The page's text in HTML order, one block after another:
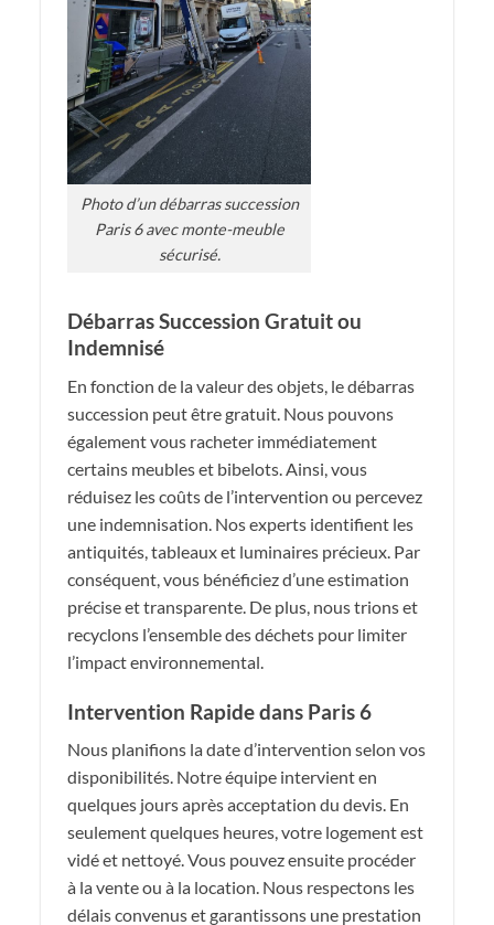
Photo d’un débarras succession
Paris 6 avec monte-meuble
sécurisé.
Débarras Succession Gratuit ou
Indemnisé
En fonction de la valeur des objets, le débarras
succession peut être gratuit. Nous pouvons
également vous racheter immédiatement
certains meubles et bibelots. Ainsi, vous
réduisez les coûts de l’intervention ou percevez
une indemnisation. Nos experts identifient les
antiquités, tableaux et luminaires précieux. Par
conséquent, vous bénéficiez d’une estimation
précise et transparente. De plus, nous trions et
recyclons l’ensemble des déchets pour limiter
l’impact environnemental.
Intervention Rapide dans Paris 6
Nous planifions la date d’intervention selon vos
disponibilités. Notre équipe intervient en
quelques jours après acceptation du devis. En
seulement quelques heures, votre logement est
vidé et nettoyé. Vous pouvez ensuite procéder
à la vente ou à la location. Nous respectons les
délais convenus et garantissons une prestation